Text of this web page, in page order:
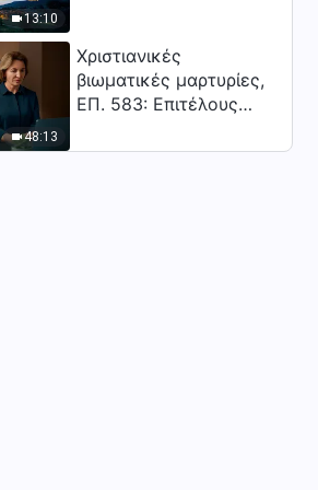
Είσοδος στη ζωή |
Απόσπασμα 525
Καθημερινά λόγια του Θεού:
Είσοδος στη ζωή |
Απόσπασμα 526
13:10
48:13
Χριστιανικές
βιωματικές μαρτυρίες,
ΕΠ. 583: Επιτέλους
κατωτερότητας